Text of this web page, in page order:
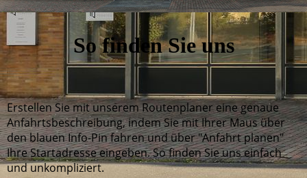
So finden Sie uns
Erstellen Sie mit unserem Routenplaner eine genaue
Anfahrtsbeschreibung, indem Sie mit Ihrer Maus über
den blauen Info-Pin fahren und über "Anfahrt planen"
Ihre Startadresse eingeben. So finden Sie uns einfach
und unkompliziert.